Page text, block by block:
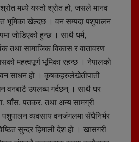
मध्ये यस्तो श्रोत हो, जसले मानव
भूमिका खेल्दछ । वन सम्पदा पशुपालन
जोडिएको हुन्छ । साथै धर्म,
तथा सामाजिक विकास र वातावरण
महत्वपूर्ण भूमिका रहन्छ । नेपालको
साधन हो । कृषकहरुलेखेतीपाती
वनबाटै उपलब्ध गर्दछन् । साथै घर
घाँस, पतकर, तथा अन्य सामग्री
पशुपालन व्यवसाय वनजंगलमा सँधैनिर्भर
सुन्दर हिमाली देश हो । खासगरी